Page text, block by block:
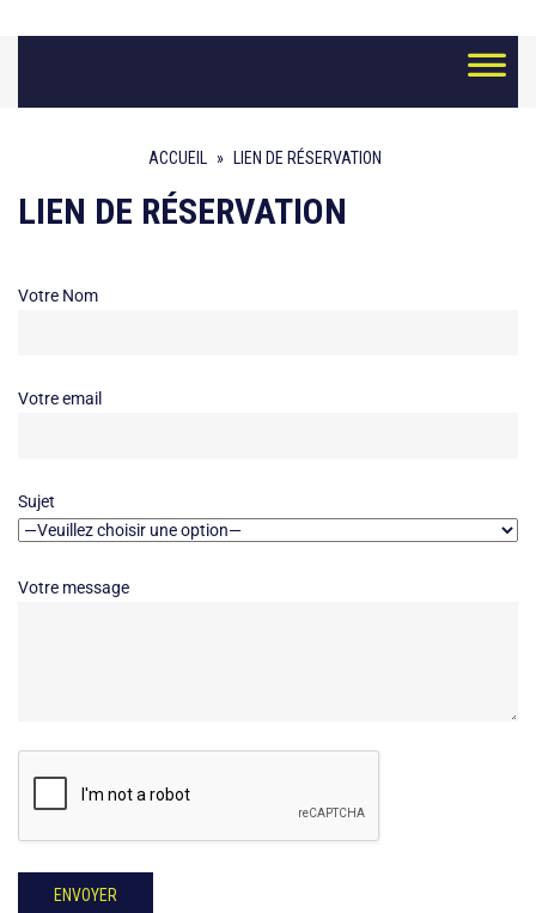
content
ACCUEIL » LIEN DE RÉSERVATION
LIEN DE RÉSERVATION
Votre Nom
Votre email
Sujet
Votre message